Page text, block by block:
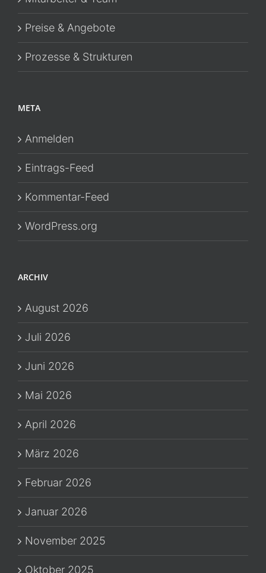
Preise & Angebote
Prozesse & Strukturen
META
Anmelden
Eintrags-Feed
Kommentar-Feed
WordPress.org
ARCHIV
August 2026
Juli 2026
Juni 2026
Mai 2026
April 2026
März 2026
Februar 2026
Januar 2026
November 2025
Oktober 2025